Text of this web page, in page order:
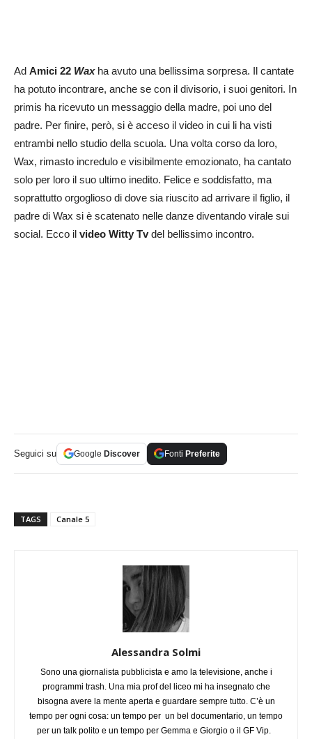
Ad Amici 22 Waxha avuto una bellissima sorpresa. Il cantate
ha potuto incontrare, anche se con il divisorio, i suoi genitori. In
primis ha ricevuto un messaggio della madre, poi uno del
padre. Per finire, però, si è acceso il video in cui li ha visti
entrambi nello studio della scuola. Una volta corso da loro,
Wax, rimasto incredulo e visibilmente emozionato, ha cantato
solo per loro il suo ultimo inedito. Felice e soddisfatto, ma
soprattutto orgoglioso di dove sia riuscito ad arrivare il figlio, il
padre di Wax si è scatenato nelle danze diventando virale sui
social. Ecco il video Witty Tvdel bellissimo incontro.
Seguici su Google Discover Fonti Preferite
TAGS Canale 5
Alessandra Solmi
Sono una giornalista pubblicista e amo la televisione, anche i
programmi trash. Una mia prof del liceo mi ha insegnato che
bisogna avere la mente aperta e guardare sempre tutto. C’è un
tempo per ogni cosa: un tempo per un bel documentario, un tempo
per un talk polito e un tempo per Gemma e Giorgio o il GF Vip.